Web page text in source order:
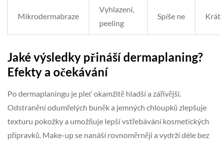
Mikrodermabraze
Vyhlazení,
peeling
Spíše ne
Jaké výsledky přináší dermaplaning?
Efekty a očekávání
Po dermaplaningu je pleť okamžitě hladší a zářivější.
Odstranění odumřelých buněk a jemných chloupků zlepšuje
texturu pokožky a umožňuje lepší vstřebávání kosmetických
přípravků. Make-up se nanáší rovnoměrněji a vydrží déle bez